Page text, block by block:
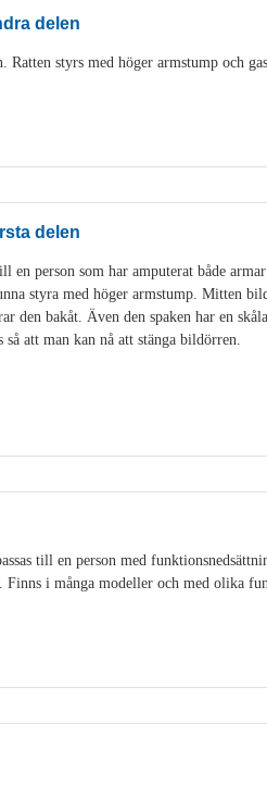
delen
styrs med höger armstump och
delen
en person som har amputerat både
styra med höger armstump. Mitten
den bakåt. Även den spaken har en
att man kan nå att stänga bildörren.
till en person med
i många modeller och med olika